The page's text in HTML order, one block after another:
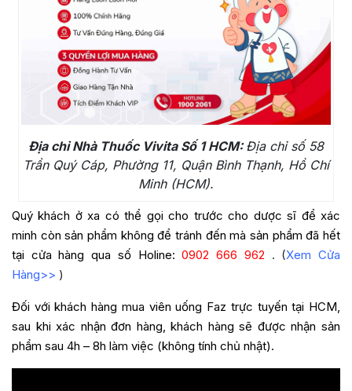
Địa chỉ Nhà Thuốc Vivita Số 1 HCM:Địa chỉ số 58
Trần Quý Cáp, Phường 11, Quận Bình Thạnh, Hồ Chí
Minh (HCM).
Quý khách ở xa có thể gọi cho trước cho dược sĩ để xác
minh còn sản phẩm không để tránh đến mà sản phẩm đã hết
tại cửa hàng qua số Holine: 0902 666 962 . (Xem Cửa
Hàng>> )
Đối với khách hàng mua viên uống Faz trực tuyến tại HCM,
sau khi xác nhận đơn hàng, khách hàng sẽ được nhận sản
phẩm sau 4h – 8h làm việc (không tính chủ nhật).